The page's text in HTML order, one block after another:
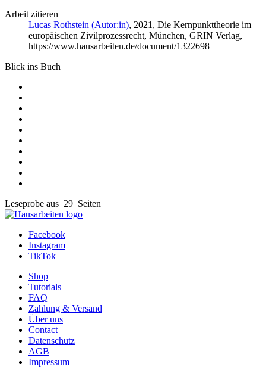
Arbeit zitieren
Lucas Rothstein (Autor:in), 2021, Die Kernpunkttheorie im
europäischen Zivilprozessrecht, München, GRIN Verlag,
https://www.hausarbeiten.de/document/1322698
Blick ins Buch
Leseprobe aus 29 Seiten
Facebook
Instagram
TikTok
Shop
Tutorials
FAQ
Zahlung & Versand
Über uns
Contact
Datenschutz
AGB
Impressum